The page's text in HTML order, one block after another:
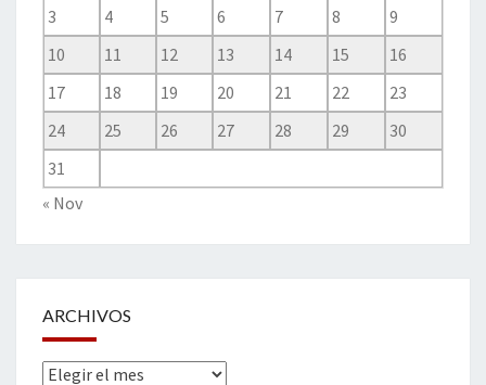
3
4 5 6 7 8
9
10
11 12 13 14 15
16
17
18 19 20 21 22
23
24
25 26 27 28 29
30
31
« Nov
ARCHIVOS
Archivos